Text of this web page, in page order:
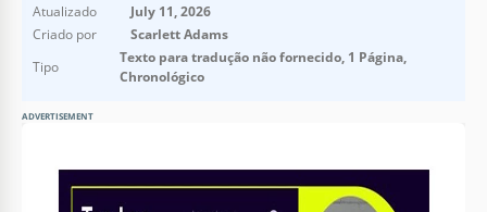
Atualizado
July 11, 2026
Criado por
Scarlett Adams
Tipo
Texto para tradução não fornecido, 1 Página,
Chronológico
ADVERTISEMENT